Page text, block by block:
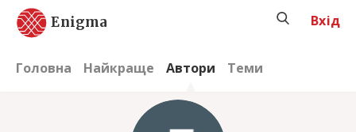
Enigma
Головна Найкраще Автори Теми
Вхід